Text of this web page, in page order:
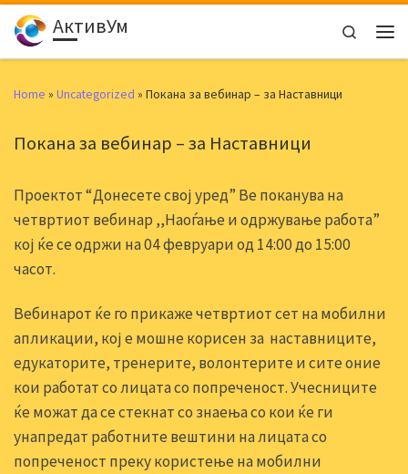
Skip to content
АктивУм
Search
Home » Uncategorized » Покана за вебинар – за Наставници
Покана за вебинар – за Наставници
Проектот “Донесете свој уред” Ве поканува на
четвртиот вебинар ,,Наоѓање и одржување работа”
кој ќе се одржи на 04 февруари од 14:00 до 15:00
часот.
Вебинарот ќе го прикаже четвртиот сет на мобилни
апликации, кој е мошне корисен за наставниците,
едукаторите, тренерите, волонтерите и сите оние
кои работат со лицата со попреченост. Учесниците
ќе можат да се стекнат со знаења со кои ќе ги
унапредат работните вештини на лицата со
попреченост преку користење на мобилни